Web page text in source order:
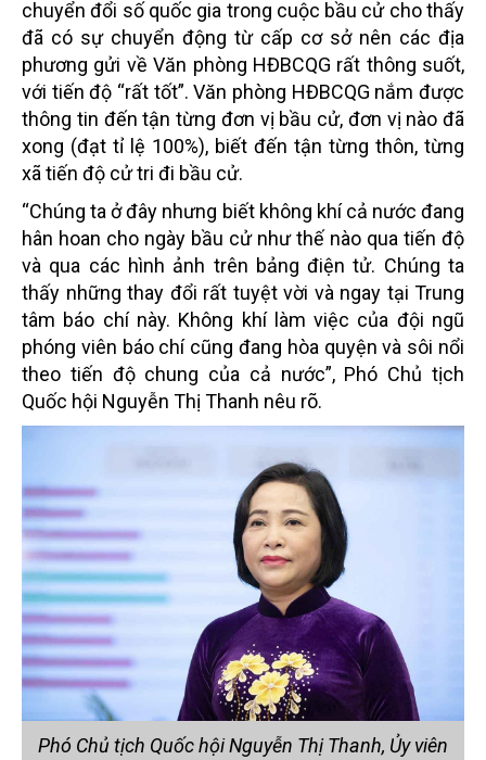
chuyển đổi số quốc gia trong cuộc bầu cử cho thấy
đã có sự chuyển động từ cấp cơ sở nên các địa
phương gửi về Văn phòng HĐBCQG rất thông suốt,
với tiến độ “rất tốt”. Văn phòng HĐBCQG nắm được
thông tin đến tận từng đơn vị bầu cử, đơn vị nào đã
xong (đạt tỉ lệ 100%), biết đến tận từng thôn, từng
xã tiến độ cử tri đi bầu cử.
“Chúng ta ở đây nhưng biết không khí cả nước đang
hân hoan cho ngày bầu cử như thế nào qua tiến độ
và qua các hình ảnh trên bảng điện tử. Chúng ta
thấy những thay đổi rất tuyệt vời và ngay tại Trung
tâm báo chí này. Không khí làm việc của đội ngũ
phóng viên báo chí cũng đang hòa quyện và sôi nổi
theo tiến độ chung của cả nước”, Phó Chủ tịch
Quốc hội Nguyễn Thị Thanh nêu rõ.
Phó Chủ tịch Quốc hội Nguyễn Thị Thanh, Ủy viên